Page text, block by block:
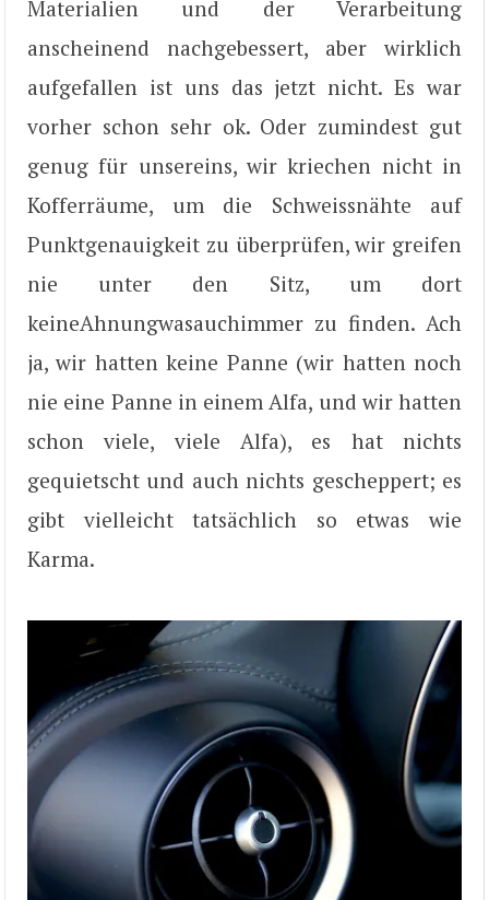
Materialien und der Verarbeitung
anscheinend nachgebessert, aber wirklich
aufgefallen ist uns das jetzt nicht. Es war
vorher schon sehr ok. Oder zumindest gut
genug für unsereins, wir kriechen nicht in
Kofferräume, um die Schweissnähte auf
Punktgenauigkeit zu überprüfen, wir greifen
nie unter den Sitz, um dort
keineAhnungwasauchimmer zu finden. Ach
ja, wir hatten keine Panne (wir hatten noch
nie eine Panne in einem Alfa, und wir hatten
schon viele, viele Alfa), es hat nichts
gequietscht und auch nichts gescheppert; es
gibt vielleicht tatsächlich so etwas wie
Karma.